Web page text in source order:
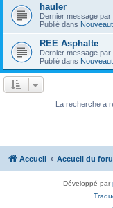
hauler
Dernier message par
Publié dans
REE Asphalte
Dernier message par
Publié dans
La recherche a
Accueil Accueil du
Développé par